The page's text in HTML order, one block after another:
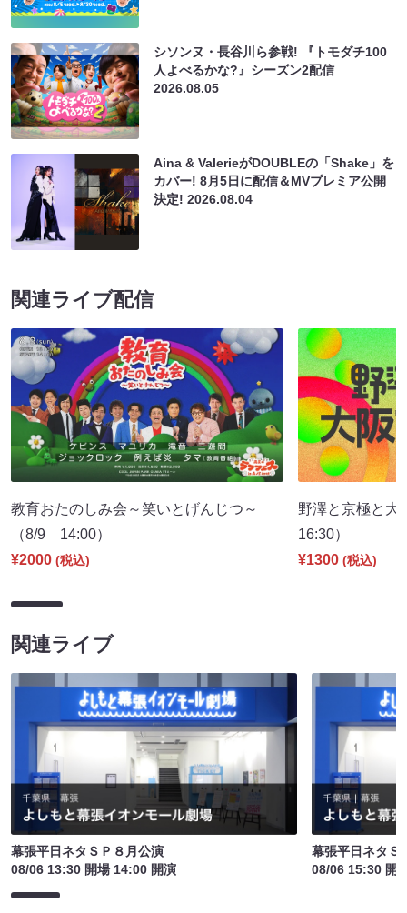
シソンヌ・長谷川ら参戦! 『トモダチ100
人よべるかな?』シーズン2配信
2026.08.05
Aina & ValerieがDOUBLEの「Shake」を
カバー! 8月5日に配信＆MVプレミア公開
決定!2026.08.04
関連ライブ配信
教育おたのしみ会～笑いとげんじつ～
（8/9 14:00）
¥2000 (税込)
野澤と京極と
16:30）
¥1300 (税込)
関連ライブ
幕張平日ネタＳＰ８月公演
08/06 13:30 開場 14:00 開演
幕張平日ネタＳ
08/06 15:30 開